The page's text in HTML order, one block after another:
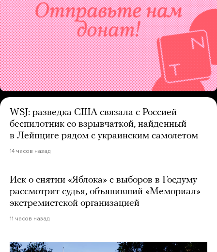
WSJ: разведка США связала с Россией
беспилотник со взрывчаткой, найденный
в Лейпциге рядом с украинским самолетом
14 часов назад
Иск о снятии «Яблока» с выборов в Госдуму
рассмотрит судья, объявивший «Мемориал»
экстремистской организацией
11 часов назад